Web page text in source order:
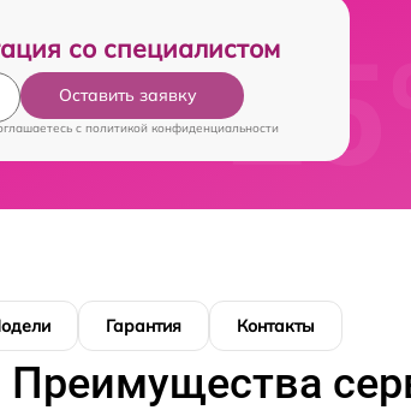
со специалистом
Оставить заявку
c политикой конфиденциальности
Гарантия Контакты
Преимущества